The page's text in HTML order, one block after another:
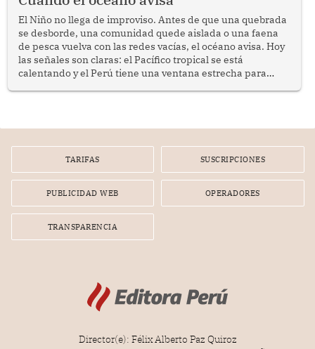
El Niño no llega de improviso. Antes de que una quebrada
se desborde, una comunidad quede aislada o una faena
de pesca vuelva con las redes vacías, el océano avisa. Hoy
las señales son claras: el Pacífico tropical se está
calentando y el Perú tiene una ventana estrecha para
TARIFAS SUSCRIPCIONES
PUBLICIDAD WEB OPERADORES
TRANSPARENCIA
Director(e): Félix Alberto Paz Quiroz